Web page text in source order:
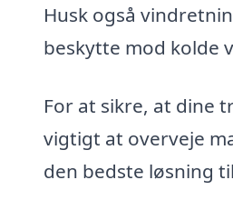
Husk også
beskytte mod kolde
For at sikre, at dine
vigtigt at overveje
den bedste løsning